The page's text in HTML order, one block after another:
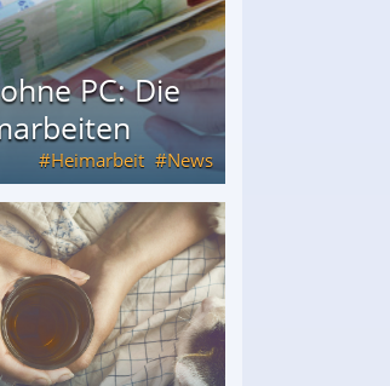
PC: Die
Heimarbeit News